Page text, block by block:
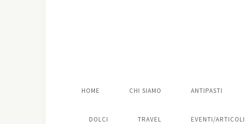
HOME CHI SIAMO ANTIPASTI
DOLCI TRAVEL EVENTI/ARTICOLI